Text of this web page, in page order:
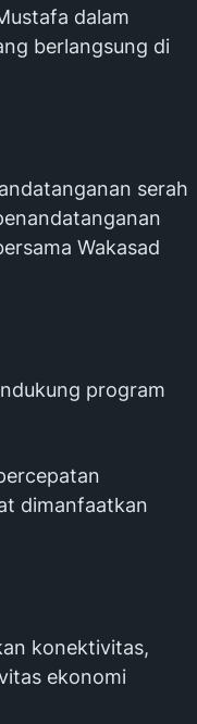
dalam
berlangsung di
serah
Wakasad
program
dimanfaatkan
konektivitas,
ekonomi